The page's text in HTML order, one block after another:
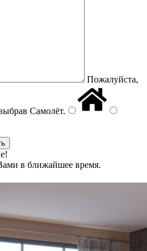
Пожалуйста,
Самолёт.
в ближайшее время.